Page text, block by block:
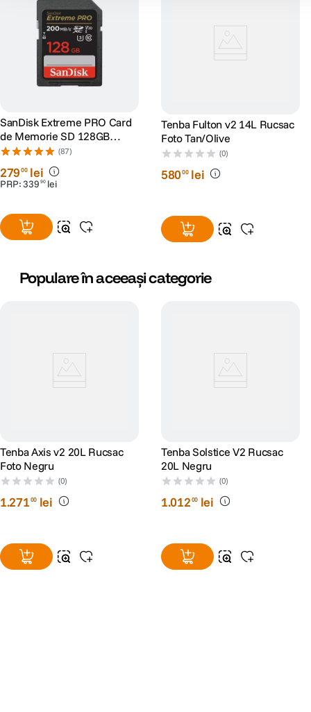
SanDisk Extreme PRO Card
de Memorie SD 128GB
SDXC UHS-I Class 10 U3 V30
+ 2 Ani RescuePRO Deluxe
(87)
27900 lei
PRP:339 90 lei
Tenba Fulton v2 14L Rucsac
Foto Tan/Olive
(0)
58000 lei
Populare în aceeași categorie
Tenba Axis v2 20L Rucsac
Foto Negru
(0)
1.27100 lei
Tenba Solstice V2 Rucsac
20L Negru
(0)
1.01200 lei